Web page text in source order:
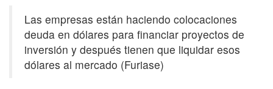
Las empresas están haciendo colocaciones
deuda en dólares para financiar proyectos de
inversión y después tienen que liquidar esos
dólares al mercado (Furiase)